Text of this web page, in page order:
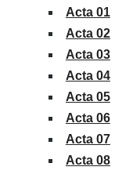
Acta 01
Acta 02
Acta 03
Acta 04
Acta 05
Acta 06
Acta 07
Acta 08